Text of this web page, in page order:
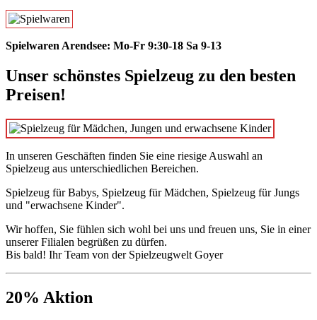
Spielwaren Arendsee: Mo-Fr 9:30-18 Sa 9-13
Unser schönstes Spielzeug zu den besten
Preisen!
In unseren Geschäften finden Sie eine riesige Auswahl an
Spielzeug aus unterschiedlichen Bereichen.
Spielzeug für Babys, Spielzeug für Mädchen, Spielzeug für Jungs
und "erwachsene Kinder".
Wir hoffen, Sie fühlen sich wohl bei uns und freuen uns, Sie in einer
unserer Filialen begrüßen zu dürfen.
Bis bald! Ihr Team von der Spielzeugwelt Goyer
20% Aktion